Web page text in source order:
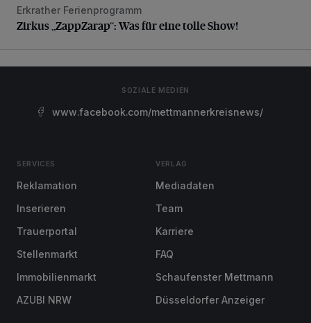
Zirkus „ZappZarap“: Was für eine tolle Show!
Erkrather Ferienprogramm
Zirkus „ZappZarap“: Was für eine tolle Show!
SOZIALE MEDIEN
www.facebook.com/mettmannerkreisnews/
SERVICES
Reklamation
Inserieren
Trauerportal
Stellenmarkt
Immobilienmarkt
AZUBI NRW
VERLAG
Mediadaten
Team
Karriere
FAQ
Schaufenster Mettmann
Düsseldorfer Anzeiger